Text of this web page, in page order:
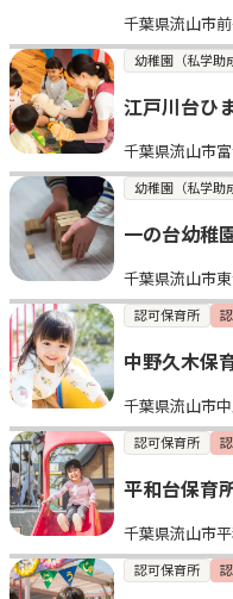
千葉県流山市
幼稚園（私学助
江戸川台ひ
千葉県流山市
幼稚園（私学助
一の台幼稚
千葉県流山市
認可保育所
中野久木保
千葉県流山市
認可保育所
平和台保育
千葉県流山市
認可保育所